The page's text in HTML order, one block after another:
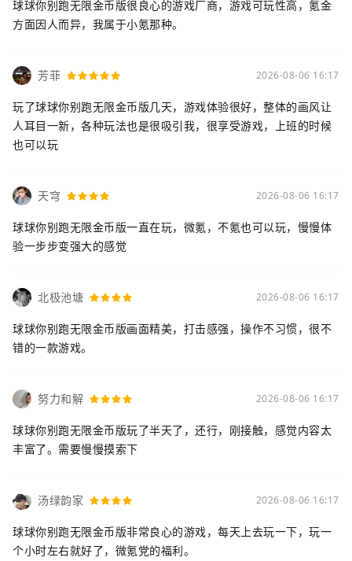
球球你别跑无限金币版很良心的游戏厂商，游戏可玩性高，氪金
方面因人而异，我属于小氪那种。
芳菲 2026-08-06 16:17
玩了球球你别跑无限金币版几天，游戏体验很好，整体的画风让
人耳目一新，各种玩法也是很吸引我，很享受游戏，上班的时候
也可以玩
天穹 2026-08-06 16:17
球球你别跑无限金币版一直在玩，微氪，不氪也可以玩，慢慢体
验一步步变强大的感觉
北极池塘 2026-08-06 16:17
球球你别跑无限金币版画面精美，打击感强，操作不习惯，很不
错的一款游戏。
努力和解 2026-08-06 16:17
球球你别跑无限金币版玩了半天了，还行，刚接触，感觉内容太
丰富了。需要慢慢摸索下
汤绿韵家 2026-08-06 16:17
球球你别跑无限金币版非常良心的游戏，每天上去玩一下，玩一
个小时左右就好了，微氪党的福利。